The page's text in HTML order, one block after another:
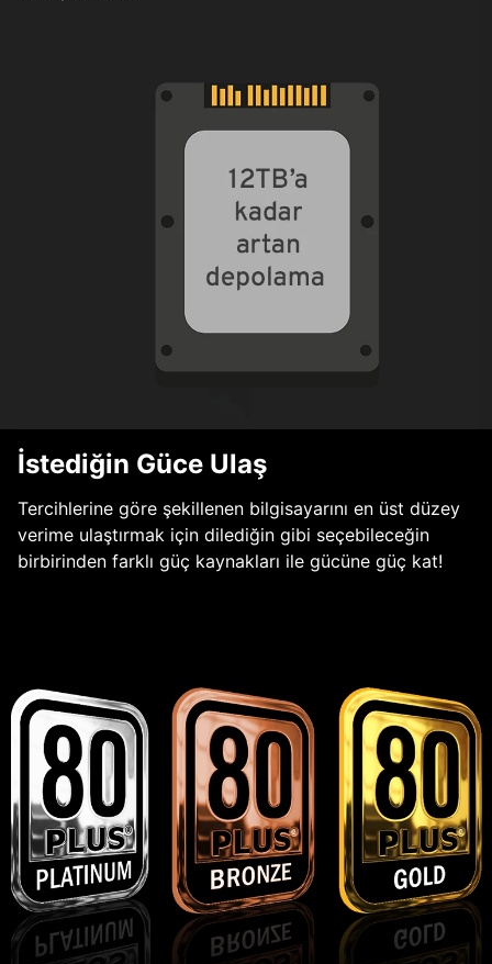
İstediğin Güce Ulaş
Tercihlerine göre şekillenen bilgisayarını en üst düzey
verime ulaştırmak için dilediğin gibi seçebileceğin
birbirinden farklı güç kaynakları ile gücüne güç kat!